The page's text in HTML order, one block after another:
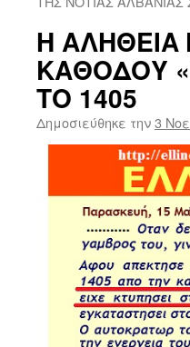
Η ΑΛΗΘΕΙΑ
ΚΑΘΟΔΟΥ
ΤΟ 1405
Δημοσιεύθηκε την3